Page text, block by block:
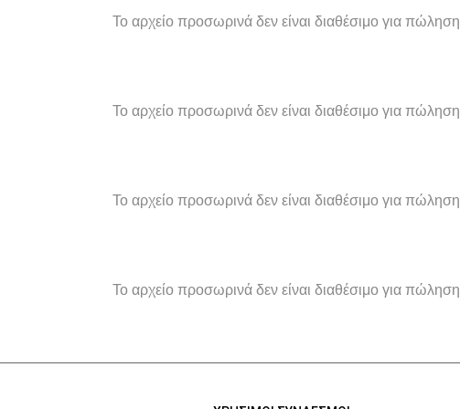
Το αρχείο προσωρινά δεν είναι διαθέσιμο για πώληση
Το αρχείο προσωρινά δεν είναι διαθέσιμο για πώληση
Το αρχείο προσωρινά δεν είναι διαθέσιμο για πώληση
Το αρχείο προσωρινά δεν είναι διαθέσιμο για πώληση